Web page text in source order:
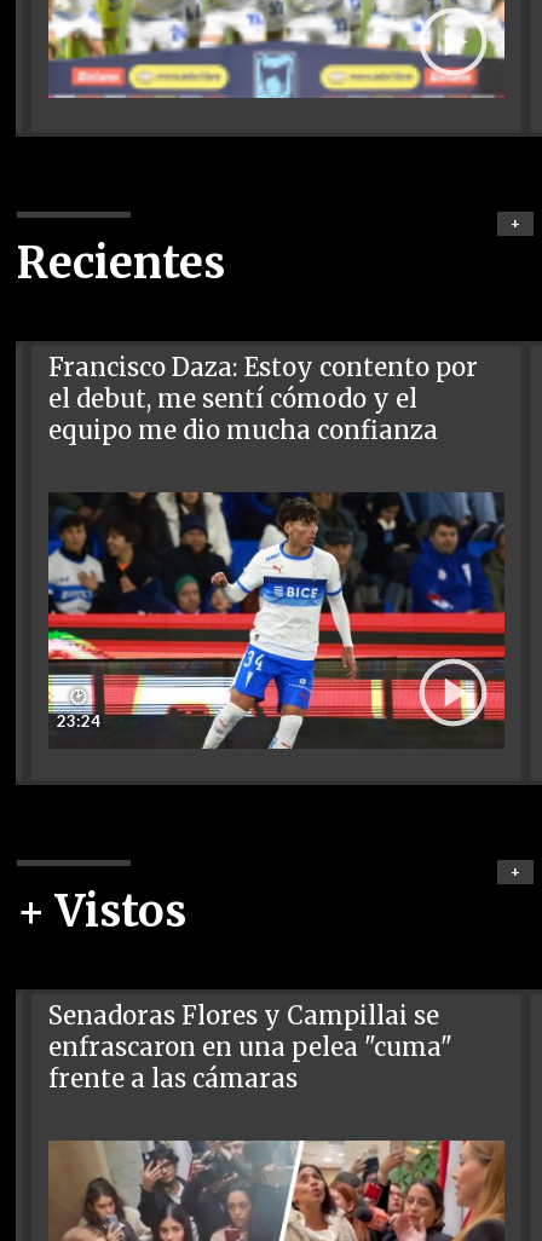
Recientes
+
Francisco Daza: Estoy contento por
el debut, me sentí cómodo y el
equipo me dio mucha confianza
🕑
23:24
+ Vistos
+
Senadoras Flores y Campillai se
enfrascaron en una pelea "cuma"
frente a las cámaras